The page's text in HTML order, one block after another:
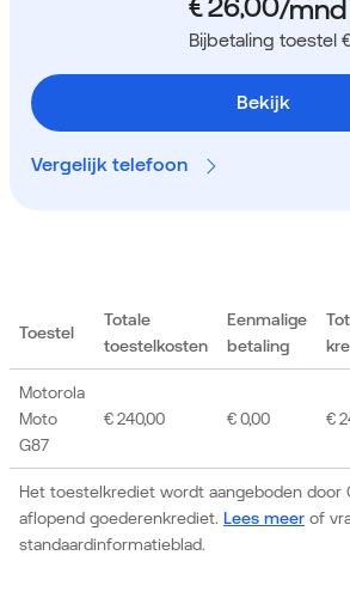
Bijbetaling toestel
Bekijk
Vergelijk telefoon
Toestel
Totale
toestelkosten
Eenmalige
betaling
Het toestelkrediet wordt aangeboden door
aflopend goederenkrediet. Lees meer of
standaardinformatieblad.
Motorola
Moto
G87
€ 240,00 € 0,00 €